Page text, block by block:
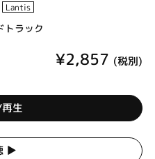
Lantis
トラック
¥2,857 (税別)
生
▶︎